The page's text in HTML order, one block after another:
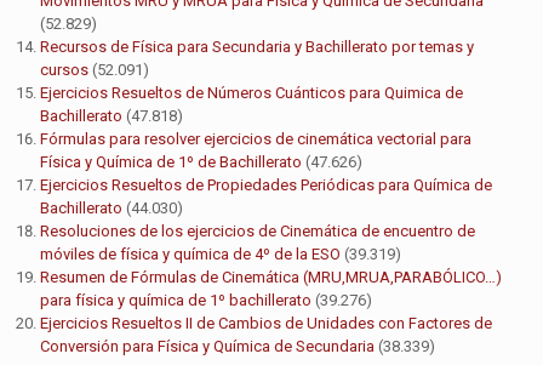
(52.829)
Recursos de Física para Secundaria y Bachillerato por temas y
cursos (52.091)
Ejercicios Resueltos de Números Cuánticos para Quimica de
Bachillerato (47.818)
Fórmulas para resolver ejercicios de cinemática vectorial para
Física y Química de 1º de Bachillerato (47.626)
Ejercicios Resueltos de Propiedades Periódicas para Química de
Bachillerato (44.030)
Resoluciones de los ejercicios de Cinemática de encuentro de
móviles de física y química de 4º de la ESO (39.319)
Resumen de Fórmulas de Cinemática (MRU,MRUA,PARABÓLICO…)
para física y química de 1º bachillerato (39.276)
Ejercicios Resueltos II de Cambios de Unidades con Factores de
Conversión para Física y Química de Secundaria (38.339)